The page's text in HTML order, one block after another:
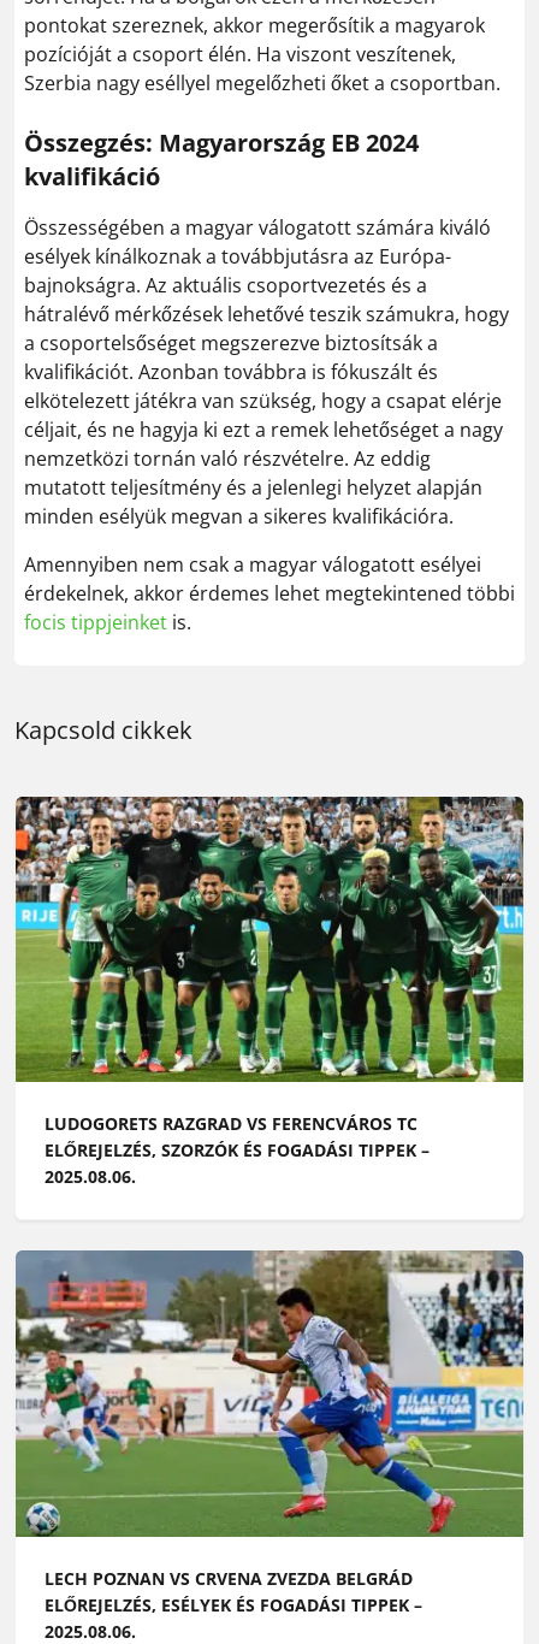
pontokat szereznek, akkor megerősítik a magyarok
pozícióját a csoport élén. Ha viszont veszítenek,
Szerbia nagy eséllyel megelőzheti őket a csoportban.
Összegzés: Magyarország EB 2024
kvalifikáció
Összességében a magyar válogatott számára kiváló
esélyek kínálkoznak a továbbjutásra az Európa-
bajnokságra. Az aktuális csoportvezetés és a
hátralévő mérkőzések lehetővé teszik számukra, hogy
a csoportelsőséget megszerezve biztosítsák a
kvalifikációt. Azonban továbbra is fókuszált és
elkötelezett játékra van szükség, hogy a csapat elérje
céljait, és ne hagyja ki ezt a remek lehetőséget a nagy
nemzetközi tornán való részvételre. Az eddig
mutatott teljesítmény és a jelenlegi helyzet alapján
minden esélyük megvan a sikeres kvalifikációra.
Amennyiben nem csak a magyar válogatott esélyei
érdekelnek, akkor érdemes lehet megtekintened többi
focis tippjeinket is.
Kapcsold cikkek
LUDOGORETS RAZGRAD VS FERENCVÁROS TC
ELŐREJELZÉS, SZORZÓK ÉS FOGADÁSI TIPPEK –
2025.08.06.
LECH POZNAN VS CRVENA ZVEZDA BELGRÁD
ELŐREJELZÉS, ESÉLYEK ÉS FOGADÁSI TIPPEK –
2025.08.06.